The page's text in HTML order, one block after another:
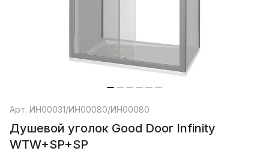
Арт. ИН00031/ИН00080/ИН00080
Душевой уголок Good Door Infinity
WTW+SP+SP